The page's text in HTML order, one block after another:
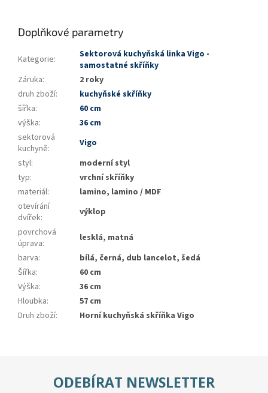
Doplňkové parametry
Kategorie:
Sektorová kuchyňská linka Vigo -
samostatné skříňky
Záruka:
2 roky
druh zboží:
kuchyňské skříňky
šířka:
60 cm
výška:
36 cm
sektorová
kuchyně:
Vigo
styl:
moderní styl
typ:
vrchní skříňky
materiál:
lamino, lamino / MDF
otevírání
dvířek:
výklop
povrchová
úprava:
lesklá, matná
barva:
bílá, černá, dub lancelot, šedá
Šířka:
60 cm
Výška:
36 cm
Hloubka:
57 cm
Druh zboží: Horní kuchyňská skříňka Vigo
ODEBÍRAT NEWSLETTER